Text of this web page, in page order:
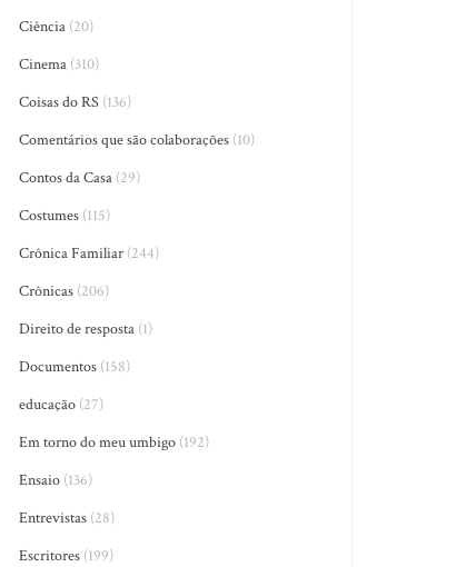
Ciência (20)
Cinema (310)
Coisas do RS (136)
Comentários que são colaborações (10)
Contos da Casa (29)
Costumes (115)
Crônica Familiar (244)
Crônicas (206)
Direito de resposta (1)
Documentos (158)
educação (27)
Em torno do meu umbigo (192)
Ensaio (136)
Entrevistas (28)
Escritores (199)